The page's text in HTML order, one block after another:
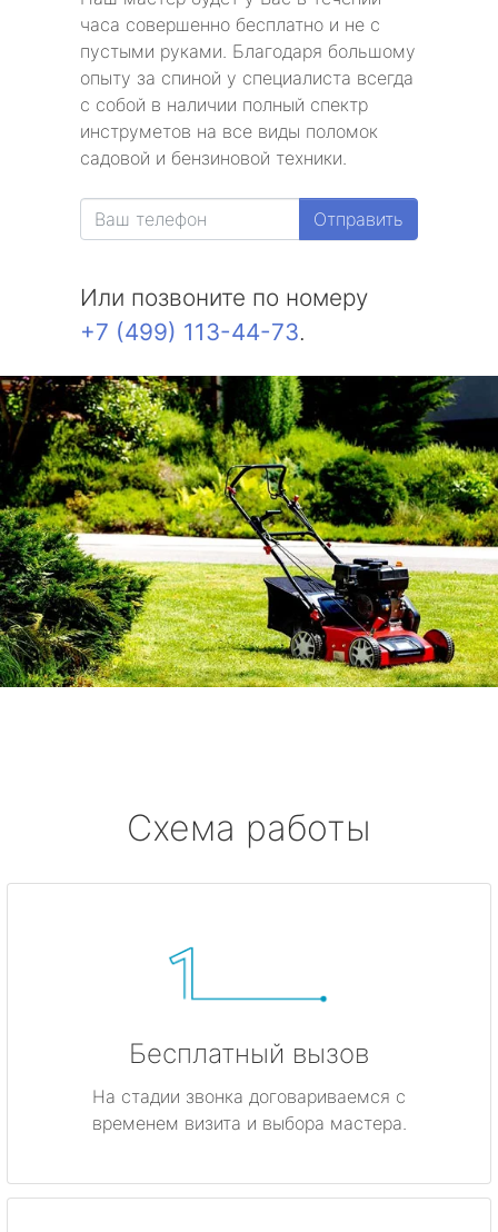
часа совершенно бесплатно и не с
пустыми руками. Благодаря большому
опыту за спиной у специалиста всегда
с собой в наличии полный спектр
инструметов на все виды поломок
садовой и бензиновой техники.
Отправить
Или позвоните по номеру
+7 (499) 113-44-73.
Схема работы
Бесплатный вызов
На стадии звонка договариваемся с
временем визита и выбора мастера.